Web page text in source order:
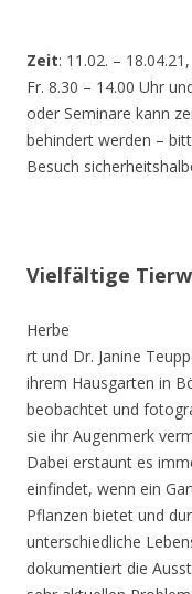
Zeit: 11.02. –
Fr. 8.30 – 14.00 Uhr
oder Seminare kann
behindert werden –
Besuch
Vielfältige
Herbe
rt und Dr. Janine
ihrem Hausgarten in
beobachtet und
sie ihr Augenmerk
Dabei erstaunt es
einfindet, wenn ein
Pflanzen bietet und
unterschiedliche
dokumentiert die